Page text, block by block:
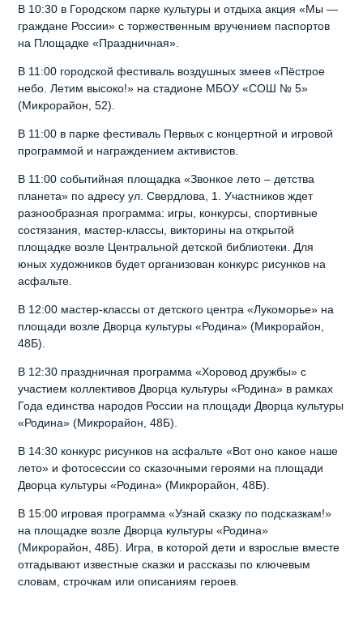
В 10:30 в Городском парке культуры и отдыха акция «Мы —
граждане России» с торжественным вручением паспортов
на Площадке «Праздничная».
В 11:00 городской фестиваль воздушных змеев «Пёстрое
небо. Летим высоко!» на стадионе МБОУ «СОШ № 5»
(Микрорайон, 52).
В 11:00 в парке фестиваль Первых с концертной и игровой
программой и награждением активистов.
В 11:00 событийная площадка «Звонкое лето – детства
планета» по адресу ул. Свердлова, 1. Участников ждет
разнообразная программа: игры, конкурсы, спортивные
состязания, мастер-классы, викторины на открытой
площадке возле Центральной детской библиотеки. Для
юных художников будет организован конкурс рисунков на
асфальте.
В 12:00 мастер-классы от детского центра «Лукоморье» на
площади возле Дворца культуры «Родина» (Микрорайон,
48Б).
В 12:30 праздничная программа «Хоровод дружбы» с
участием коллективов Дворца культуры «Родина» в рамках
Года единства народов России на площади Дворца культуры
«Родина» (Микрорайон, 48Б).
В 14:30 конкурс рисунков на асфальте «Вот оно какое наше
лето» и фотосессии со сказочными героями на площади
Дворца культуры «Родина» (Микрорайон, 48Б).
В 15:00 игровая программа «Узнай сказку по подсказкам!»
на площадке возле Дворца культуры «Родина»
(Микрорайон, 48Б). Игра, в которой дети и взрослые вместе
отгадывают известные сказки и рассказы по ключевым
словам, строчкам или описаниям героев.